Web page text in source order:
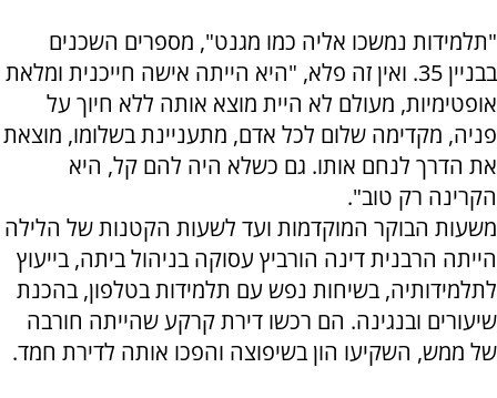
"תלמידות נמשכו אליה כמו מגנט", מספרים השכנים
בבניין 35. ואין זה פלא, "היא הייתה אישה חייכנית ומלאת
אופטימיות, מעולם לא היית מוצא אותה ללא חיוך על
פניה, מקדימה שלום לכל אדם, מתעניינת בשלומו, מוצאת
את הדרך לנחם אותו. גם כשלא היה להם קל, היא
הקרינה רק טוב".
משעות הבוקר המוקדמות ועד לשעות הקטנות של הלילה
הייתה הרבנית דינה הורביץ עסוקה בניהול ביתה, בייעוץ
לתלמידותיה, בשיחות נפש עם תלמידות בטלפון, בהכנת
שיעורים ובנגינה. הם רכשו דירת קרקע שהייתה חורבה
של ממש, השקיעו הון בשיפוצה והפכו אותה לדירת חמד.